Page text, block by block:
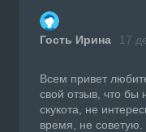
Гость Ирина 17
Всем привет
свой отзыв, что бы
скукота, не
время, не